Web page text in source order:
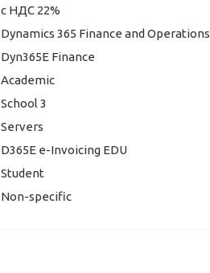
с НДС 22%
Dynamics 365 Finance and Operations
Dyn365E Finance
Academic
School 3
Servers
D365E e-Invoicing EDU
Student
Non-specific